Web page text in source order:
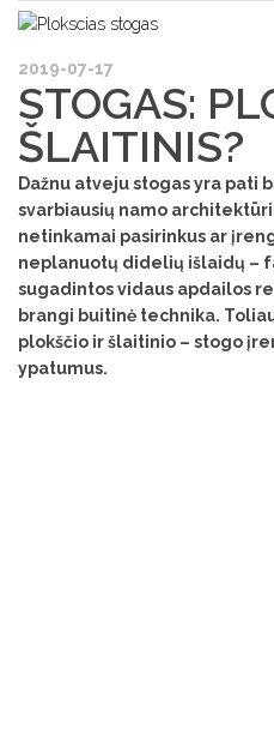
2019-07-17
STOGAS:
ŠLAITINIS?
Dažnu atveju stogas yra pati
svarbiausių namo
netinkamai pasirinkus ar
neplanuotų didelių išlaidų –
sugadintos vidaus apdailos
brangi buitinė technika.
plokščio ir šlaitinio – stogo
ypatumus.